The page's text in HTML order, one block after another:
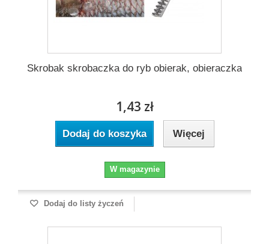
Skrobak skrobaczka do ryb obierak, obieraczka
1,43 zł
Dodaj do koszyka Więcej
W magazynie
Dodaj do listy życzeń